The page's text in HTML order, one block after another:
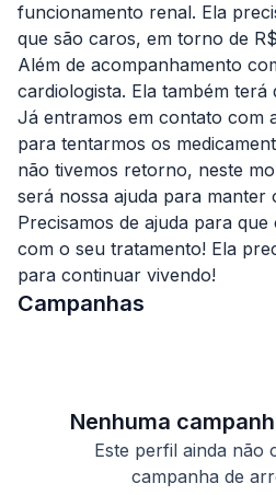
funcionamento renal. Ela
que são caros, em torno de
Além de acompanhamento
cardiologista. Ela também terá
Já entramos em contato com
para tentarmos os
não tivemos retorno, neste
será nossa ajuda para manter
Precisamos de ajuda para
com o seu tratamento! Ela
para continuar vivendo!
Campanhas
Nenhuma
Este perfil ainda não
campanha de